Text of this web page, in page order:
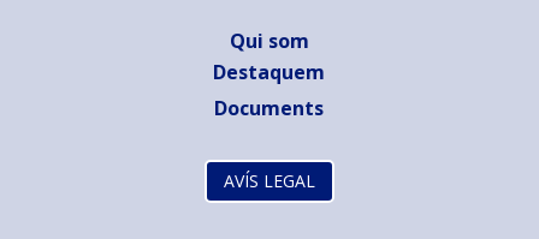
Qui som
Destaquem
Documents
AVÍS LEGAL